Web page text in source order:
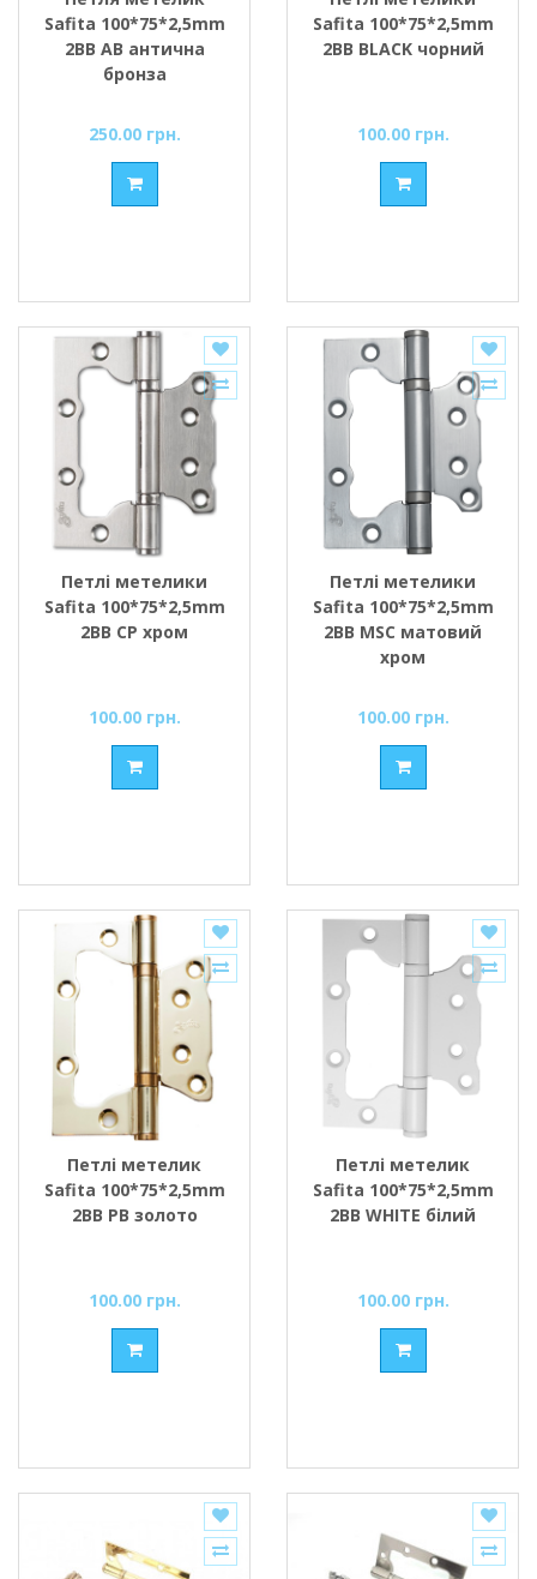
Safita 100*75*2,5mm
2BB AB антична
бронза
250.00 грн.
Safita 100*75*2,5mm
2BB BLACK чорний
100.00 грн.
Петлі метелики
Safita 100*75*2,5mm
2BB CP хром
100.00 грн.
Петлі метелики
Safita 100*75*2,5mm
2BB MSC матовий
хром
100.00 грн.
Петлі метелик
Safita 100*75*2,5mm
2BB PB золото
100.00 грн.
Петлі метелик
Safita 100*75*2,5mm
2BB WHITE білий
100.00 грн.